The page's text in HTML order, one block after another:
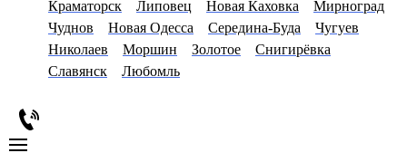
Краматорск
Липовец Новая Каховка
Мирноград
Чуднов
Новая Одесса Середина-Буда
Чугуев
Николаев
Моршин Золотое
Снигирёвка
Славянск
Любомль